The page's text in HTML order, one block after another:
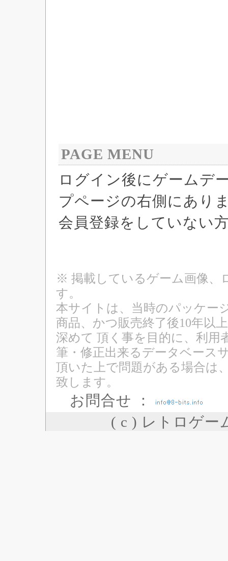
PAGE MENU
ログイン後にゲームデ
プページの右側にあり
会員登録をしていない
※ 掲載しているゲーム画像、
す。
本サイトは、当時のパッケー
商品、かつ販売終了後10年以
深めて 頂く事を目的に、利用
筆・修正出来るデータベース
頂いた上で問題がある場合は
致します。
お問合せ ：
( c ) レトロゲー